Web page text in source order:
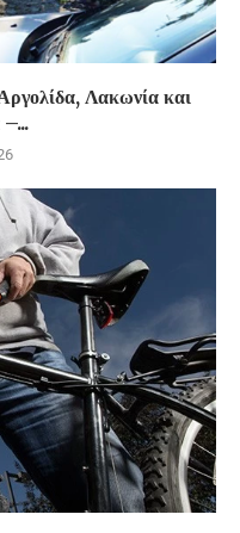
Λακωνία και